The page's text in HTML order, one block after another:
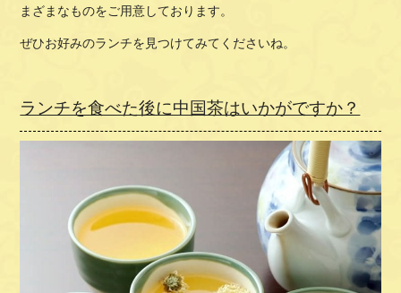
まざまなものをご用意しております。
ぜひお好みのランチを見つけてみてくださいね。
ランチを食べた後に中国茶はいかがですか？